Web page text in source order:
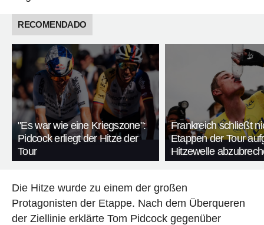
RECOMENDADO
"Es war wie eine Kriegszone":
Pidcock erliegt der Hitze der
Tour
Frankreich schließt
Etappen der Tour
Hitzewelle
Die Hitze wurde zu einem der großen
Protagonisten der Etappe. Nach dem Überqueren
der Ziellinie erklärte Tom Pidcock gegenüber